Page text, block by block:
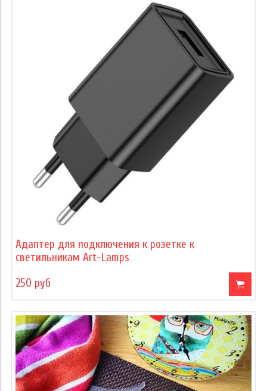
Адаптер для подключения к розетке к
светильникам Art-Lamps
250 руб